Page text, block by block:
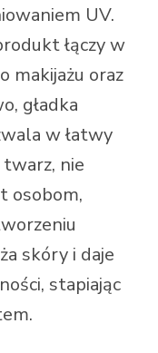
UV.
łączy w
makijażu oraz
gładka
w łatwy
nie
osobom,
skóry i daje
stapiając